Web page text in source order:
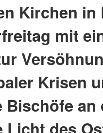
Kirchen in
mit
Krisen
an
Licht des